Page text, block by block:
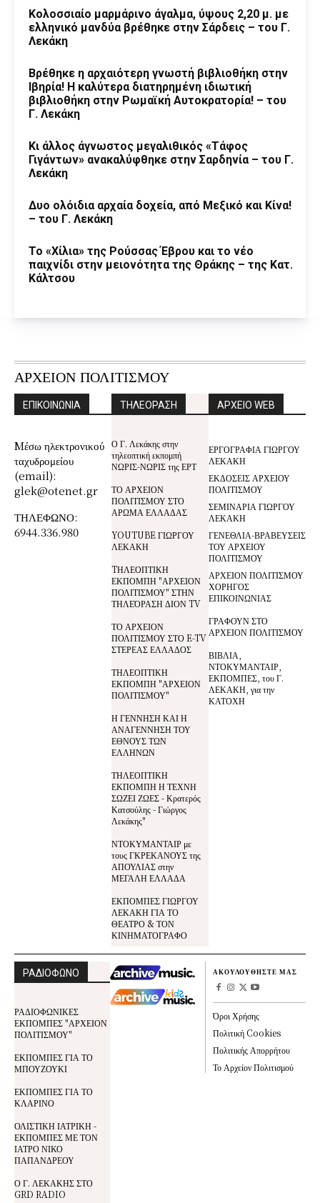
Κολοσσιαίο μαρμάρινο άγαλμα, ύψους 2,20 μ. με
ελληνικό μανδύα βρέθηκε στην Σάρδεις – του Γ.
Λεκάκη
Βρέθηκε η αρχαιότερη γνωστή βιβλιοθήκη στην
Ιβηρία! Η καλύτερα διατηρημένη ιδιωτική
βιβλιοθήκη στην Ρωμαϊκή Αυτοκρατορία! – του
Γ. Λεκάκη
Κι άλλος άγνωστος μεγαλιθικός «Τάφος
Γιγάντων» ανακαλύφθηκε στην Σαρδηνία – του Γ.
Λεκάκη
Δυο ολόιδια αρχαία δοχεία, από Μεξικό και Κίνα!
– του Γ. Λεκάκη
Το «Χίλια» της Ρούσσας Έβρου και το νέο
παιχνίδι στην μειονότητα της Θράκης – της Κατ.
Κάλτσου
ΑΡΧΕΙΟΝ ΠΟΛΙΤΙΣΜΟΥ
ΕΠΙΚΟΙΝΩΝΙΑ
Mέσω ηλεκτρονικού
ταχυδρομείου
(email):
glek@otenet.gr
ΤΗΛΕΦΩΝΟ:
6944.336.980
ΤΗΛΕΟΡΑΣΗ
Ο Γ. Λεκάκης στην
τηλεοπτική εκπομπή
ΝΩΡΙΣ-ΝΩΡΙΣ της ΕΡΤ
ΤΟ ΑΡΧΕΙΟΝ
ΠΟΛΙΤΙΣΜΟΥ ΣΤΟ
ΑΡΩΜΑ ΕΛΛΑΔΑΣ
YOUTUBE ΓΙΩΡΓΟΥ
ΛΕΚΑΚΗ
TΗΛΕΟΠΤΙΚΗ
ΕΚΠΟΜΠΗ "ΑΡΧΕΙΟΝ
ΠΟΛΙΤΙΣΜΟΥ" ΣΤΗΝ
ΤΗΛΕΌΡΑΣΗ ΔΙΟΝ TV
ΤΟ ΑΡΧΕΙΟΝ
ΠΟΛΙΤΙΣΜΟΥ ΣΤΟ E-TV
ΣΤΕΡΕΑΣ ΕΛΛΑΔΟΣ
ΤΗΛΕΟΠΤΙΚΗ
ΕΚΠΟΜΠΗ "ΑΡΧΕΙΟΝ
ΠΟΛΙΤΙΣΜΟΥ"
Η ΓΕΝΝΗΣΗ ΚΑΙ Η
ΑΝΑΓΕΝΝΗΣΗ ΤΟΥ
ΕΘΝΟΥΣ ΤΩΝ
ΕΛΛΗΝΩΝ
ΤΗΛΕΟΠΤΙΚΗ
ΕΚΠΟΜΠΗ Η ΤΕΧΝΗ
ΣΩΖΕΙ ΖΩΕΣ - Κρατερός
Κατσούλης - Γιώργος
Λεκάκης"
ΝΤΟΚΥΜΑΝΤΑΙΡ με
τους ΓΚΡΕΚΑΝΟΥΣ της
ΑΠΟΥΛΙΑΣ στην
ΜΕΓΑΛΗ ΕΛΛΑΔΑ
ΕΚΠΟΜΠΕΣ ΓΙΩΡΓΟΥ
ΛΕΚΑΚΗ ΓΙΑ ΤΟ
ΘΕΑΤΡΟ & ΤΟΝ
ΚΙΝΗΜΑΤΟΓΡΑΦΟ
ΑΡΧΕΙΟ WEB
ΕΡΓΟΓΡΑΦΙΑ ΓΙΩΡΓΟΥ
ΛΕΚΑΚΗ
ΕΚΔΟΣΕΙΣ ΑΡΧΕΙΟΥ
ΠΟΛΙΤΙΣΜΟΥ
ΣΕΜΙΝΑΡΙΑ ΓΙΩΡΓΟΥ
ΛΕΚΑΚΗ
ΓΕΝΕΘΛΙΑ-ΒΡΑΒΕΥΣΕΙΣ
ΤΟΥ ΑΡΧΕΙΟΥ
ΠΟΛΙΤΙΣΜΟΥ
ΑΡΧΕΙΟΝ ΠΟΛΙΤΙΣΜΟΥ
ΧΟΡΗΓΟΣ
ΕΠΙΚΟΙΝΩΝΙΑΣ
ΓΡΑΦΟΥΝ ΣΤΟ
ΑΡΧΕΙΟΝ ΠΟΛΙΤΙΣΜΟΥ
ΒΙΒΛΙΑ,
ΝΤΟΚΥΜΑΝΤΑΙΡ,
ΕΚΠΟΜΠΕΣ, του Γ.
ΛΕΚΑΚΗ, για την
ΚΑΤΟΧΗ
ΡΑΔΙΟΦΩΝΟ
ΡΑΔΙΟΦΩΝΙΚΕΣ
ΕΚΠΟΜΠΕΣ "ΑΡΧΕΙΟΝ
ΠΟΛΙΤΙΣΜΟΥ"
ΕΚΠΟΜΠΕΣ ΓΙΑ ΤΟ
ΜΠΟΥΖΟΥΚΙ
ΕΚΠΟΜΠΕΣ ΓΙΑ ΤΟ
ΚΛΑΡΙΝΟ
ΟΛΙΣΤΙΚΗ ΙΑΤΡΙΚΗ -
ΕΚΠΟΜΠΕΣ ΜΕ ΤΟΝ
ΙΑΤΡΟ ΝΙΚΟ
ΠΑΠΑΝΔΡΕΟΥ
Ο Γ. ΛΕΚΑΚΗΣ ΣΤΟ
GRD RADIO
ΑΚΟΥΛΟΥΘΗΣΤΕ ΜΑΣ
Όροι Χρήσης
Πολιτική Cookies
Πολιτικής Απορρήτου
Το Αρχείον Πολιτισμού